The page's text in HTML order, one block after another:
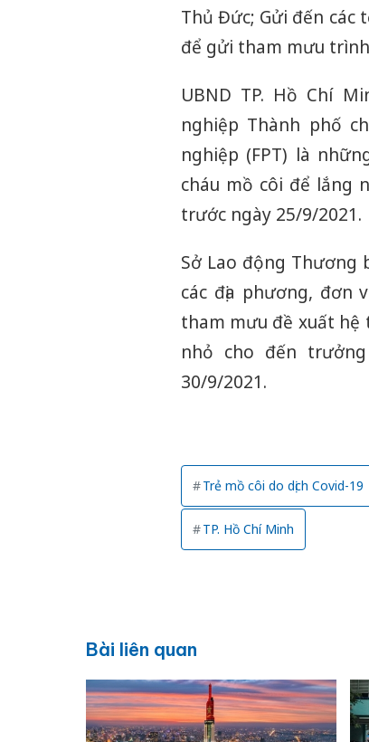
Thủ Đức; Gửi đến các
để gửi tham mưu
UBND TP. Hồ Chí
nghiệp Thành phố
nghiệp (FPT) là
cháu mồ côi để lắng
trước ngày 25/9/2021.
Sở Lao động Thương
các địa phương, đơn
tham mưu đề xuất hệ
nhỏ cho đến
30/9/2021.
Trẻ mồ côi do dịch Covid-19
TP. Hồ Chí Minh
Bài liên quan